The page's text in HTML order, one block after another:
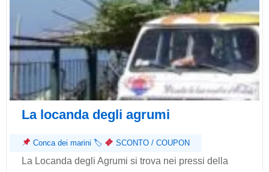
La locanda degli agrumi
Conca dei marini 🏷 SCONTO / COUPON
La Locanda degli Agrumi si trova nei pressi della